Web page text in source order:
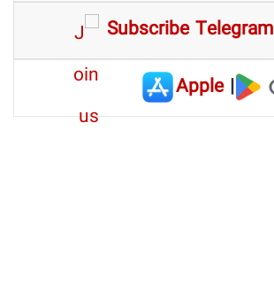
Subscribe Telegram
|
Apple